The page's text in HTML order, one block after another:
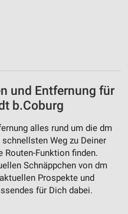
und Entfernung für
b.Coburg
alles rund um die dm
Weg zu Deiner
Routen-Funktion finden.
Schnäppchen von dm
Prospekte und
für Dich dabei.